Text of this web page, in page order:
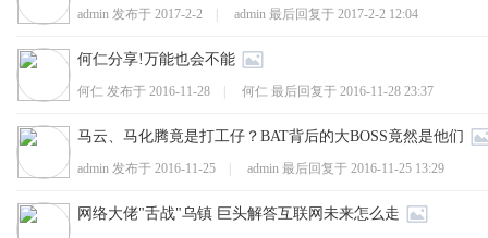
admin 发布于 2017-2-2 admin 最后回复于 2017-2-2 12:04
何仁分享!万能也会不能
何仁 发布于 2016-11-28 何仁 最后回复于 2016-11-28 23:37
马云、马化腾竟是打工仔？BAT背后的大BOSS竟然是他们
admin 发布于 2016-11-25 admin 最后回复于 2016-11-25 13:29
网络大佬"舌战"乌镇 巨头解答互联网未来怎么走